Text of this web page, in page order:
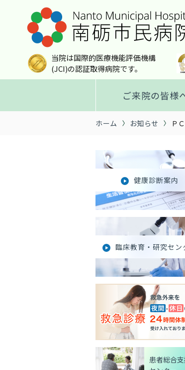
当院は国際的医療機能評価機構
(JCI)の認証取得病院です。
ご来院の皆様
ホーム お知らせ Ｐ
健康診断案内
臨床教育・研究セン
患者総合